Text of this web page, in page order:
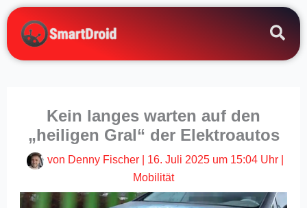
Zum
Inhalt
springen
Kein langes warten auf den
„heiligen Gral“ der Elektroautos
von Denny Fischer 16. Juli 2025 um 15:04 Uhr
Mobilität